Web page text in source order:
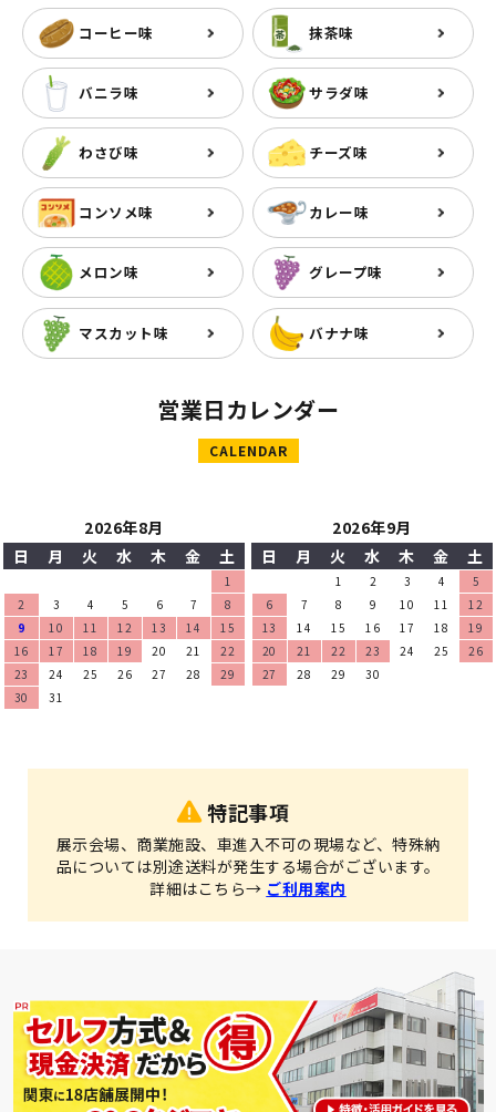
コーヒー味 抹茶味
バニラ味 サラダ味
わさび味 チーズ味
コンソメ味 カレー味
メロン味 グレープ味
マスカット味 バナナ味
営業日カレンダー
CALENDAR
2026年8月
日
月 火 水 木 金 土
1
2
3 4 5 6 7
8
9
10 11 12 13 14
15
16
17 18 19 20 21
22
23
24 25 26 27 28
29
30
31
2026年9月
日
月 火 水 木 金 土
1 2 3 4
5
6
7 8 9 10 11
12
13
14 15 16 17 18
19
20
21 22 23 24 25
26
27
28 29 30
特記事項
展示会場、商業施設、車進入不可の現場など、特殊納
品については別途送料が発生する場合がございます。
詳細はこちら→ ご利用案内